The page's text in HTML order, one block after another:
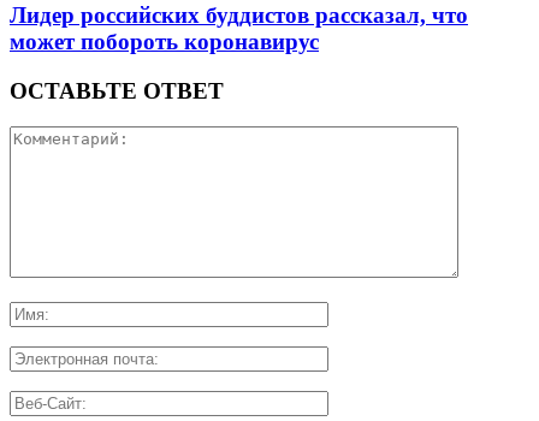
Лидер российских буддистов рассказал, что
может побороть коронавирус
ОСТАВЬТЕ ОТВЕТ